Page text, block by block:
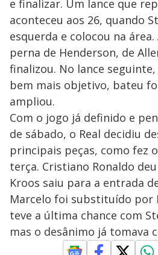
e finalizar. Um lance que
aconteceu aos 26, quando
esquerda e colocou na
perna de Henderson, de
finalizou. No lance seguinte,
bem mais objetivo, bateu
ampliou.
Com o jogo já definido e
de sábado, o Real decidiu
principais peças, como fez
terça. Cristiano Ronaldo
Kroos saiu para a entrada
Marcelo foi substituído por
teve a última chance com
mas o desânimo já tomava